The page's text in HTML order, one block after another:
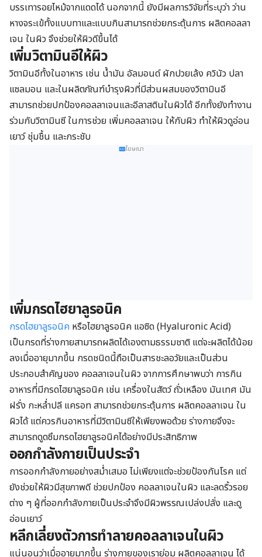
บรรเทารอยไหม้จากแดดได้ นอกจากนี้ ยังมีผลการวิจัยที่ระบุว่า ว่าน
หางจระเข้ทั้งแบบทาและแบบกินสามารถช่วยกระตุ้นการ ผลิตคอลลา
เจน ในผิว จึงช่วยให้ผิวดีขึ้นได้
เพิ่มวิตามินอีให้ผิว
วิตามินอีทั้งในอาหาร เช่น น้ำมัน อัลมอนด์ ผักปวยเล้ง ควินัว ปลา
แซลมอน และในผลิตภัณฑ์บำรุงผิวที่มีส่วนผสมของวิตามินอี
สามารถช่วยปกป้องคอลลาเจนและอีลาสตินในผิวได้ อีกทั้งยังทำงาน
ร่วมกับวิตามินซี ในการช่วย เพิ่มคอลลาเจน ให้กับผิว ทำให้ผิวดูอ่อน
เยาว์ ชุ่มชื้น และกระชับ
โฆษณา
เพิ่มกรดไฮยาลูรอนิค
กรดไฮยาลูรอนิค หรือไฮยาลูรอนิค แอซิด (Hyaluronic Acid)
เป็นกรดที่ร่างกายสามารถผลิตได้เองตามธรรมชาติ แต่จะผลิตได้น้อย
ลงเมื่ออายุมากขึ้น กรดชนิดนี้ถือเป็นสารชะลอวัยและเป็นส่วน
ประกอบสำคัญของ คอลลาเจนในผิว จากการศึกษาพบว่า การกิน
อาหารที่มีกรดไฮยาลูรอนิค เช่น เครื่องในสัตว์ ถั่วเหลือง มันเทศ มัน
ฝรั่ง กะหล่ำปลี แครอท สามารถช่วยกระตุ้นการ ผลิตคอลลาเจน ใน
ผิวได้ แต่ควรกินอาหารที่มีวิตามินซีให้เพียงพอด้วย ร่างกายจึงจะ
สามารถดูดซึมกรดไฮยาลูรอนิคได้อย่างมีประสิทธิภาพ
ออกกำลังกายเป็นประจำ
การออกกำลังกายอย่างสม่ำเสมอ ไม่เพียงแต่จะช่วยป้องกันโรค แต่
ยังช่วยให้ผิวมีสุขภาพดี ช่วยปกป้อง คอลลาเจนในผิว และลดริ้วรอย
ต่าง ๆ ผู้ที่ออกกำลังกายเป็นประจำจึงมีผิวพรรณเปล่งปลั่ง และดู
อ่อนเยาว์
หลีกเลี่ยงตัวการทำลายคอลลาเจนในผิว
แน่นอนว่าเมื่ออายุมากขึ้น ร่างกายของเราย่อม ผลิตคอลลาเจน ได้